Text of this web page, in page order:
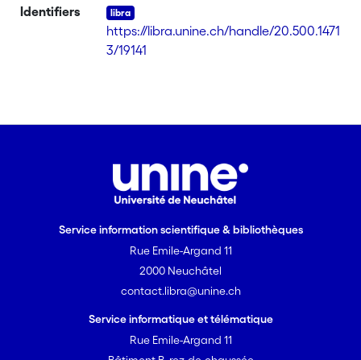
Identifiers
https://libra.unine.ch/handle/20.500.1471
3/19141
Service information scientifique & bibliothèques
Rue Emile-Argand 11
2000 Neuchâtel
contact.libra@unine.ch
Service informatique et télématique
Rue Emile-Argand 11